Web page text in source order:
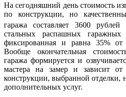
На сегодняшний день стоимость
по конструкции, но
гаража составляет 3600
стальных распашных
фиксированная и равна 35% от
Вообще окончательная
гаража формируется и
мастера на замер и зависит от
конструкции, выбранной отделки,
дополнительных услуг.